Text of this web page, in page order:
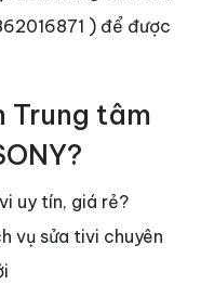
) để được
Trung tâm
uy tín, giá rẻ?
vụ sửa tivi chuyên